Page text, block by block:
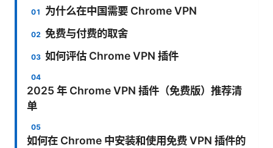
为什么在中国需要 Chrome VPN
免费与付费的取舍
如何评估 Chrome VPN 插件
2025 年 Chrome VPN 插件（免费版）推荐清
单
如何在 Chrome 中安装和使用免费 VPN 插件的